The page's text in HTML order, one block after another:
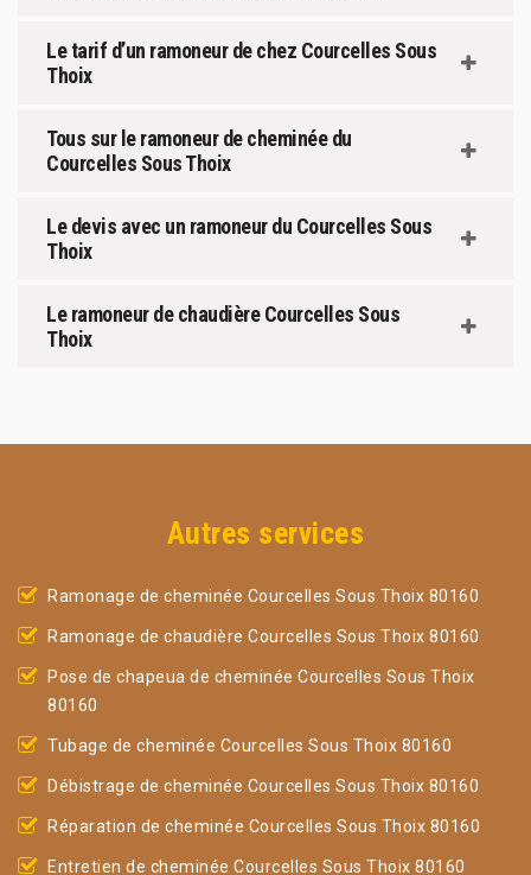
Le tarif d’un ramoneur de chez Courcelles Sous
Thoix
Tous sur le ramoneur de cheminée du
Courcelles Sous Thoix
Le devis avec un ramoneur du Courcelles Sous
Thoix
Le ramoneur de chaudière Courcelles Sous
Thoix
Autres services
Ramonage de cheminée Courcelles Sous Thoix 80160
Ramonage de chaudière Courcelles Sous Thoix 80160
Pose de chapeua de cheminée Courcelles Sous Thoix
80160
Tubage de cheminée Courcelles Sous Thoix 80160
Débistrage de cheminée Courcelles Sous Thoix 80160
Réparation de cheminée Courcelles Sous Thoix 80160
Entretien de cheminée Courcelles Sous Thoix 80160